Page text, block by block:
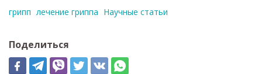
грипп лечение гриппа Научные статьи
Поделиться